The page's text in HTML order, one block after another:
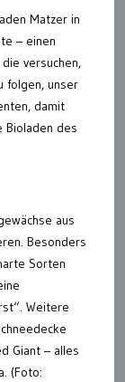
Matzer in
– einen
versuchen,
folgen, unser
damit
Bioladen des
aus
Besonders
Sorten
Weitere
Giant – alles
(Foto: